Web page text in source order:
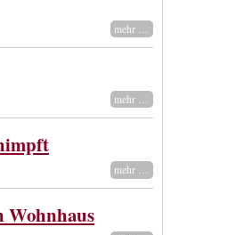
mehr …
mehr …
mehr …
Wohnhaus